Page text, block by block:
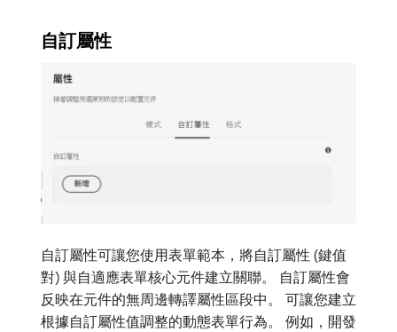
自訂屬性
自訂屬性可讓您使用表單範本，將自訂屬性 (鍵值
對) 與自適應表單核心元件建立關聯。 自訂屬性會
反映在元件的無周邊轉譯屬性區段中。 可讓您建立
根據自訂屬性值調整的動態表單行為。 例如，開發